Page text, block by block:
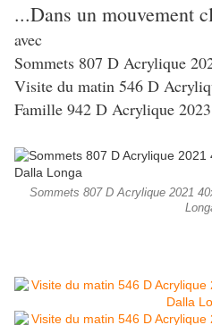
...Dans un mouvement
avec
Sommets 807 D Acrylique
Visite du matin 546 D
Famille 942 D Acrylique 2023
Sommets 807 D Acrylique 2021